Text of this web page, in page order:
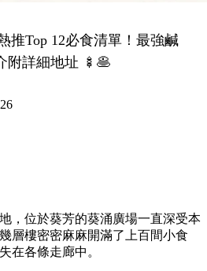
推Top 12必食清單！最強鹹
附詳細地址 🍢🥞
，位於葵芳的葵涌廣場一直深受本
層樓密密麻麻開滿了上百間小食
在各條走廊中。